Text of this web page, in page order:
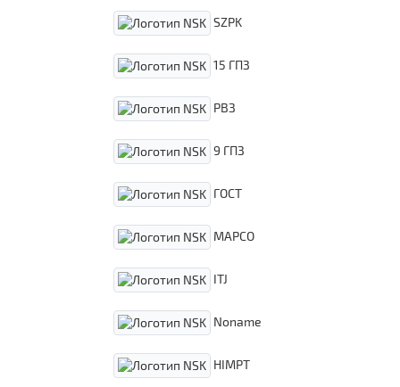
SZPK
15 ГПЗ
РВЗ
9 ГПЗ
ГОСТ
MAPCO
ITJ
Noname
HIMPT